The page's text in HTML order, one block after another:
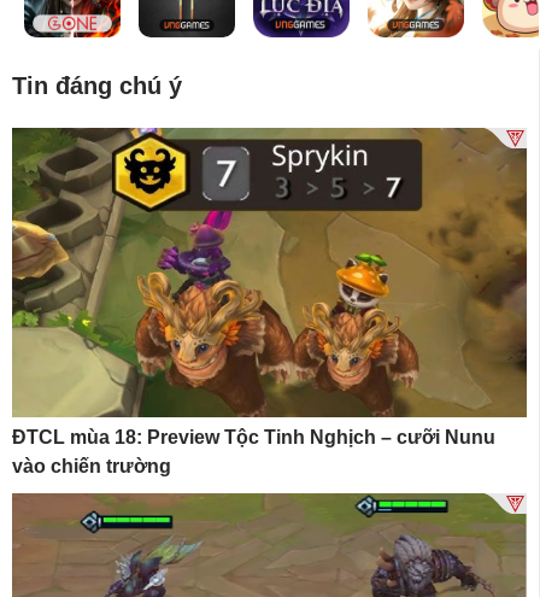
Tin đáng chú ý
ĐTCL mùa 18: Preview Tộc Tinh Nghịch – cưỡi Nunu
vào chiến trường